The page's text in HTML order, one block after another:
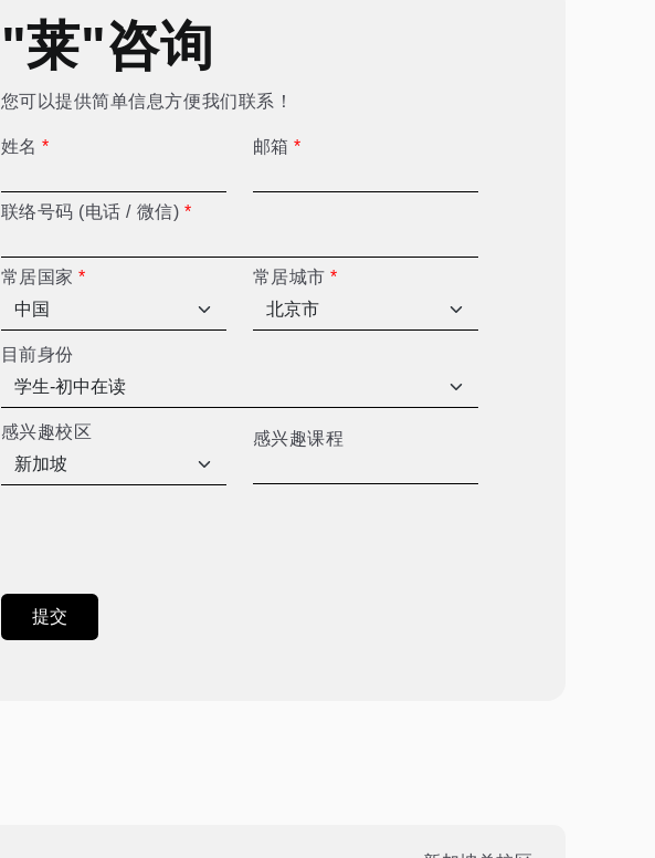
"莱"咨询
您可以提供简单信息方便我们联系！
姓名* 邮箱*
联络号码 (电话 / 微信) *
常居国家* 常居城市*
目前身份
感兴趣校区 感兴趣课程